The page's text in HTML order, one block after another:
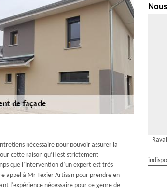
nécessaire pour pouvoir assurer la
cette raison qu’il est strictement
que l’intervention d’un expert est très
appel à Mr Texier Artisan pour prendre en
l’expérience nécessaire pour ce genre de